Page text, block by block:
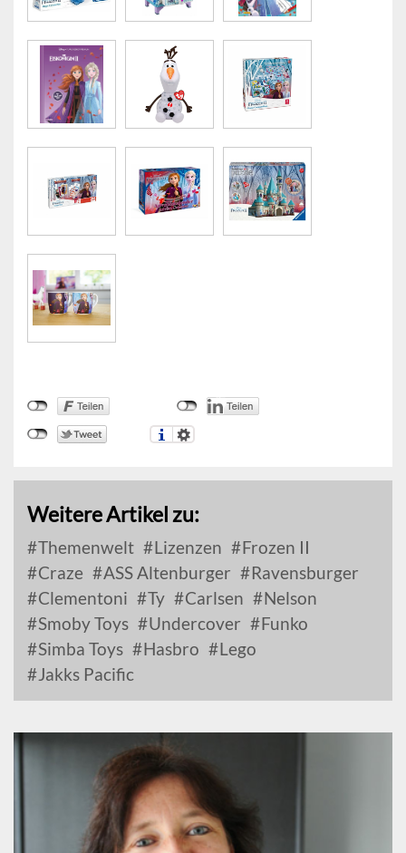
Weitere Artikel zu:
Themenwelt Lizenzen
Frozen II
Craze
ASS Altenburger
Ravensburger
Clementoni
Ty Carlsen
Nelson
Smoby Toys
Undercover
Funko
Simba Toys
Hasbro
Lego
Jakks Pacific